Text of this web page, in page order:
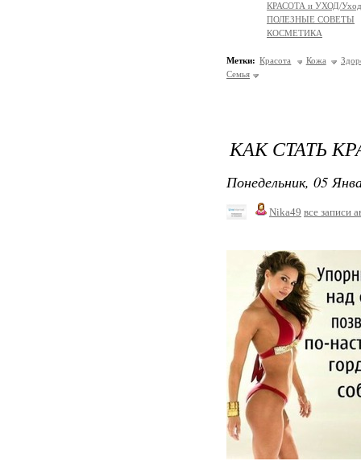
КРАСОТА и УХОД/Уход
ПОЛЕЗНЫЕ СОВЕТЫ
КОСМЕТИКА
Метки: Красота Кожа
Семья
КАК СТАТЬ
Понедельник, 05
Nika49 все записи